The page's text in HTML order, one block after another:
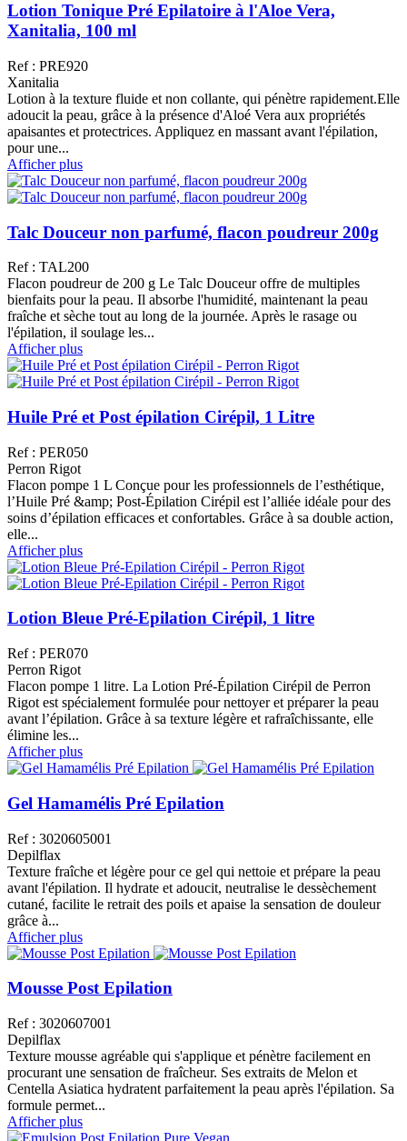
Lotion Tonique Pré Epilatoire à l'Aloe Vera,
Xanitalia, 100 ml
Ref : PRE920
Xanitalia
Lotion à la texture fluide et non collante, qui pénètre rapidement.Elle
adoucit la peau, grâce à la présence d'Aloé Vera aux propriétés
apaisantes et protectrices. Appliquez en massant avant l'épilation,
pour une...
Afficher plus
Talc Douceur non parfumé, flacon poudreur 200g
Ref : TAL200
Flacon poudreur de 200 g Le Talc Douceur offre de multiples
bienfaits pour la peau. Il absorbe l'humidité, maintenant la peau
fraîche et sèche tout au long de la journée. Après le rasage ou
l'épilation, il soulage les...
Afficher plus
Huile Pré et Post épilation Cirépil, 1 Litre
Ref : PER050
Perron Rigot
Flacon pompe 1 L Conçue pour les professionnels de l’esthétique,
l’Huile Pré &amp; Post-Épilation Cirépil est l’alliée idéale pour des
soins d’épilation efficaces et confortables. Grâce à sa double action,
elle...
Afficher plus
Lotion Bleue Pré-Epilation Cirépil, 1 litre
Ref : PER070
Perron Rigot
Flacon pompe 1 litre. La Lotion Pré-Épilation Cirépil de Perron
Rigot est spécialement formulée pour nettoyer et préparer la peau
avant l’épilation. Grâce à sa texture légère et rafraîchissante, elle
élimine les...
Afficher plus
Gel Hamamélis Pré Epilation
Ref : 3020605001
Depilflax
Texture fraîche et légère pour ce gel qui nettoie et prépare la peau
avant l'épilation. Il hydrate et adoucit, neutralise le dessèchement
cutané, facilite le retrait des poils et apaise la sensation de douleur
grâce à...
Afficher plus
Mousse Post Epilation
Ref : 3020607001
Depilflax
Texture mousse agréable qui s'applique et pénètre facilement en
procurant une sensation de fraîcheur. Ses extraits de Melon et
Centella Asiatica hydratent parfaitement la peau après l'épilation. Sa
formule permet...
Afficher plus